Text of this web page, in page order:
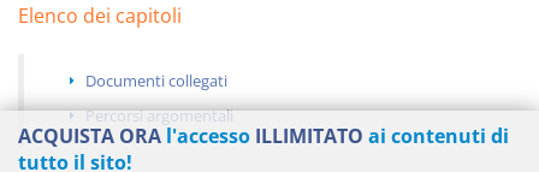
Elenco dei capitoli
Documenti collegati
Percorsi argomentali
ACQUISTA ORA l'accesso ILLIMITATO ai contenuti di
tutto il sito!